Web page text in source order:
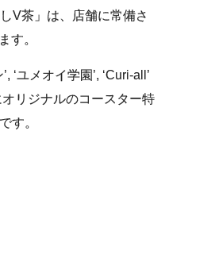
V茶」は、店舗に常備さ
す。
ユメオイ学園’, ‘Curi-all’
リジナルのコースター特
す。